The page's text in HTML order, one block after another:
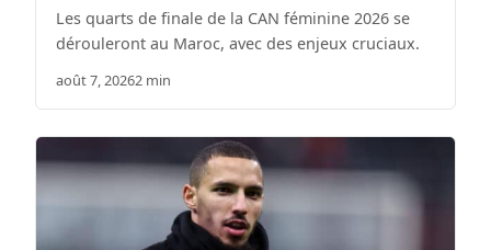
Les quarts de finale de la CAN féminine 2026 se
dérouleront au Maroc, avec des enjeux cruciaux.
août 7, 20262 min